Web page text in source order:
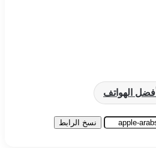
أفضل الهواتف
نسخ الرابط